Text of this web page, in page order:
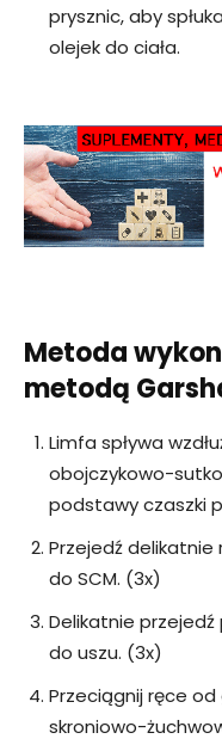
prysznic, aby
olejek do ciała.
Metoda
metodą
Limfa spływa
obojczykowo-
podstawy czaszki
Przejedź delikatnie
do SCM. (3x)
Delikatnie przejedź
do uszu. (3x)
Przeciągnij ręce
skroniowo-